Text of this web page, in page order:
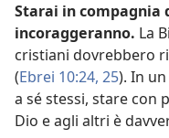
Starai in compagnia
incoraggeranno. La
cristiani dovrebbero
(Ebrei 10:24, 25). In
a sé stessi, stare con
Dio e agli altri è